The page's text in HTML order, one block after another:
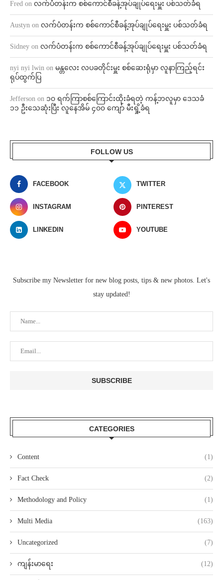
Fred on လက်ပံတန်းက စစ်ကောင်စီခန့်အုပ်ချုပ်ရေးမှူး ပစ်သတ်ခံရ
Austyn on လက်ပံတန်းက စစ်ကောင်စီခန့်အုပ်ချုပ်ရေးမှူး ပစ်သတ်ခံရ
Sidney on လက်ပံတန်းက စစ်ကောင်စီခန့်အုပ်ချုပ်ရေးမှူး ပစ်သတ်ခံရ
nyi nyi lwin on မန္တလေး လပခတိုင်းမှူး စစ်ဆေးရုံမှာ လူနာကြည့်ရင်း
ရုပ်ထွက်ပြ
Jefferson on ၁၀ ရက်ကြာစစ်ကြောင်းထိုးခံရတဲ့ ကန့်ဘလူမှာ ဒေသခံ
၁၁ ဦးသေဆုံးပြီး လူနေအိမ် ၄၀၀ ကျော် မီးရှို့ခံရ
FOLLOW US
FACEBOOK TWITTER
INSTAGRAM PINTEREST
LINKEDIN YOUTUBE
Subscribe my Newsletter for new blog posts, tips & new photos. Let's
stay updated!
CATEGORIES
Content (1)
Fact Check (2)
Methodology and Policy (1)
Multi Media (163)
Uncategorized (7)
ကျန်းမာရေး (12)